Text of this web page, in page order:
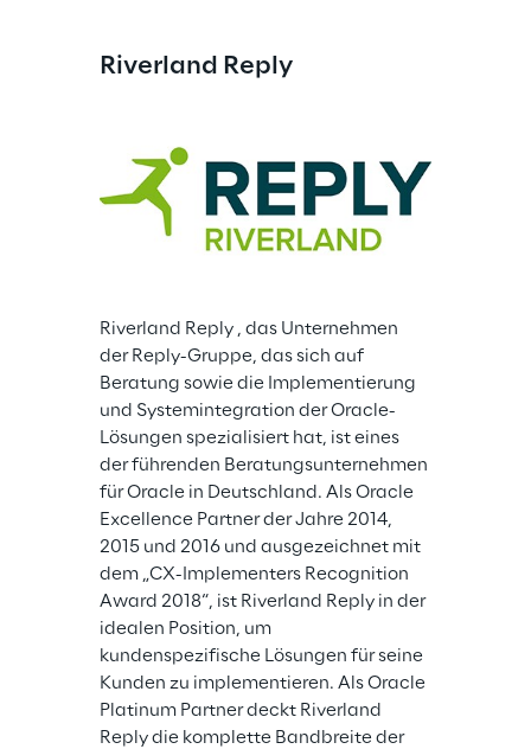
Riverland Reply
Riverland Reply , das Unternehmen
der Reply-Gruppe, das sich auf
Beratung sowie die Implementierung
und Systemintegration der Oracle-
Lösungen spezialisiert hat, ist eines
der führenden Beratungsunternehmen
für Oracle in Deutschland. Als Oracle
Excellence Partner der Jahre 2014,
2015 und 2016 und ausgezeichnet mit
dem „CX-Implementers Recognition
Award 2018“, ist Riverland Reply in der
idealen Position, um
kundenspezifische Lösungen für seine
Kunden zu implementieren. Als Oracle
Platinum Partner deckt Riverland
Reply die komplette Bandbreite der